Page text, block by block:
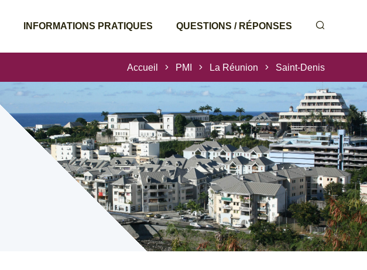
INFORMATIONS PRATIQUES QUESTIONS / RÉPONSES
Accueil PMI La Réunion Saint-Denis